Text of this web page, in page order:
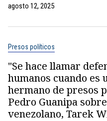
agosto 12, 2025
Presos políticos
"Se hace llamar
humanos cuando es
hermano de presos
Pedro Guanipa
venezolano, Tarek